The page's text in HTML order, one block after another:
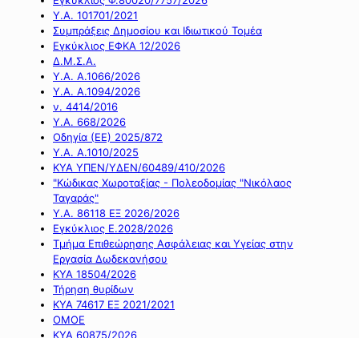
Υ.Α. 101701/2021
Συμπράξεις Δημοσίου και Ιδιωτικού Τομέα
Εγκύκλιος ΕΦΚΑ 12/2026
Δ.Μ.Σ.Α.
Υ.Α. Α.1066/2026
Υ.Α. Α.1094/2026
ν. 4414/2016
Y.A. 668/2026
Οδηγία (ΕΕ) 2025/872
Υ.Α. Α.1010/2025
ΚΥΑ ΥΠΕΝ/ΥΔΕΝ/60489/410/2026
"Κώδικας Χωροταξίας - Πολεοδομίας "Νικόλαος
Ταγαράς"
Υ.Α. 86118 ΕΞ 2026/2026
Εγκύκλιος Ε.2028/2026
Τμήμα Επιθεώρησης Ασφάλειας και Υγείας στην
Εργασία Δωδεκανήσου
ΚΥΑ 18504/2026
Τήρηση θυρίδων
ΚΥΑ 74617 ΕΞ 2021/2021
ΟΜΟΕ
ΚΥΑ 60875/2026